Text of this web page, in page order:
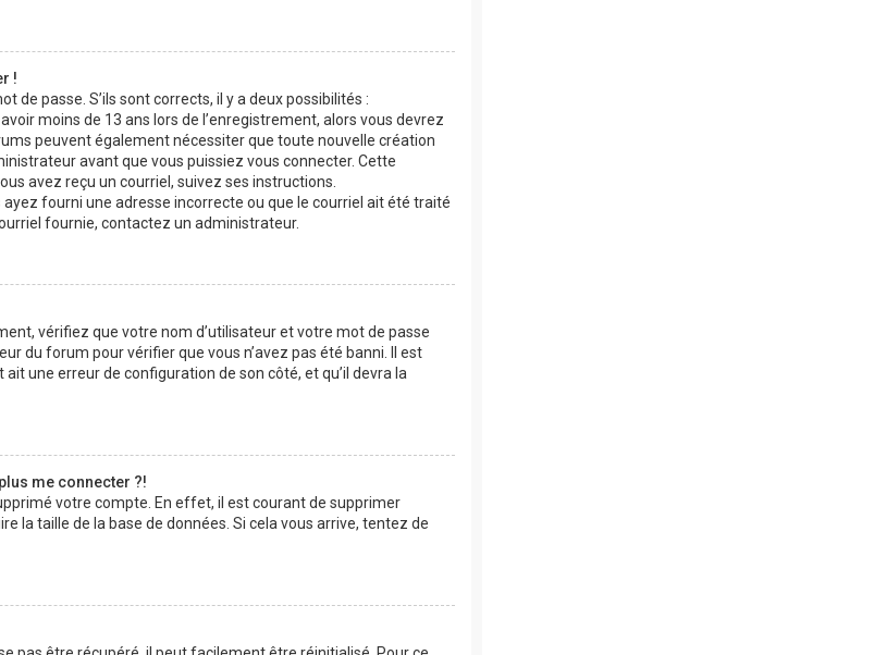
!
de passe. S’ils sont corrects, il y a deux possibilités :
moins de 13 ans lors de l’enregistrement, alors vous devrez
peuvent également nécessiter que toute nouvelle création
avant que vous puissiez vous connecter. Cette
avez reçu un courriel, suivez ses instructions.
ayez fourni une adresse incorrecte ou que le courriel ait été traité
fournie, contactez un administrateur.
vérifiez que votre nom d’utilisateur et votre mot de passe
du forum pour vérifier que vous n’avez pas été banni. Il est
une erreur de configuration de son côté, et qu’il devra la
me connecter ?!
votre compte. En effet, il est courant de supprimer
la taille de la base de données. Si cela vous arrive, tentez de